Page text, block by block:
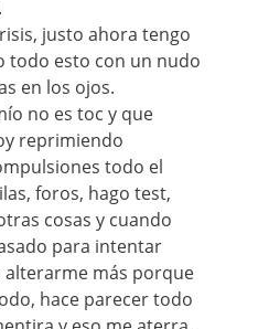
justo ahora tengo
todo esto con un nudo
en los ojos.
no es toc y que
reprimiendo
todo el
foros, hago test,
cosas y cuando
para intentar
alterarme más porque
hace parecer todo